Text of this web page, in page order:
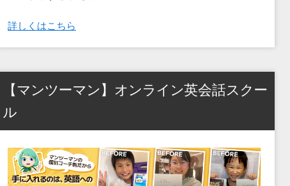
詳しくはこちら
【マンツーマン】オンライン英会話スクー
ル